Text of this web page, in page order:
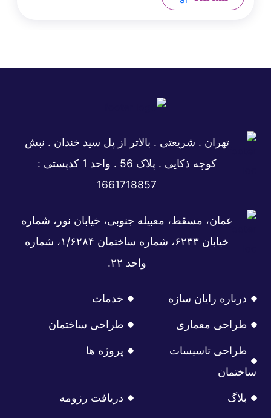
تهران . شریعتی . بالاتر از پل سید خندان . نبش
کوچه ذکایی . پلاک 56 . واحد 1 کدپستی :
1661718857
عمان، مسقط، معبیله جنوبی، خیابان نور، شماره
خیابان ۶۲۳۳، شماره ساختمان ۱/۶۲۸۴، شماره
واحد ۲۲.
درباره رایان سازه خدمات
طراحی معماری طراحی ساختمان
طراحی تاسیسات
ساختمان
پروژه ها
بلاگ دریافت رزومه